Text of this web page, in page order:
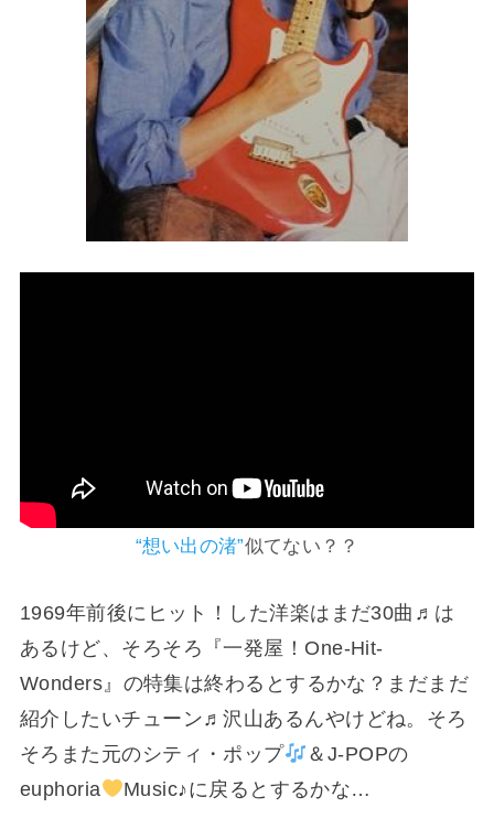
“想い出の渚”似てない？？
1969年前後にヒット！した洋楽はまだ30曲♬は
あるけど、そろそろ『一発屋！One-Hit-
Wonders』の特集は終わるとするかな？まだまだ
紹介したいチューン♬沢山あるんやけどね。そろ
そろまた元のシティ・ポップ
＆J-POPの
euphoria
Music♪に戻るとするかな…